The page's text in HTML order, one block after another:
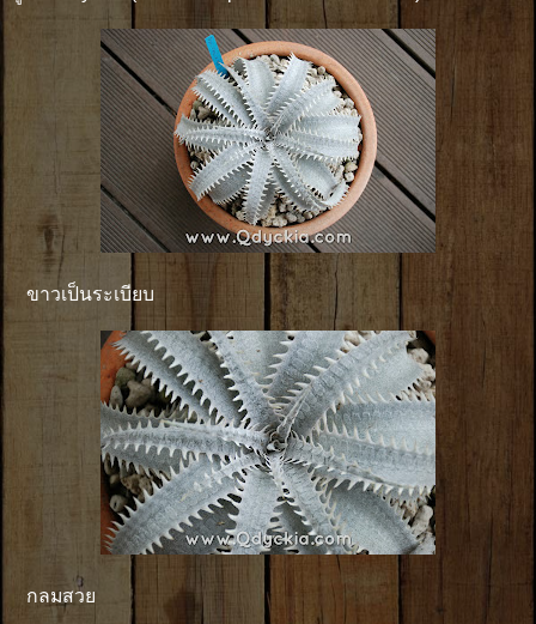
ขาวเป็นระเบียบ
กลมสวย